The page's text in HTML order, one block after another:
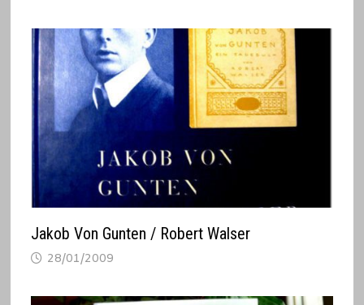
Jakob Von Gunten / Robert Walser
28/01/2009